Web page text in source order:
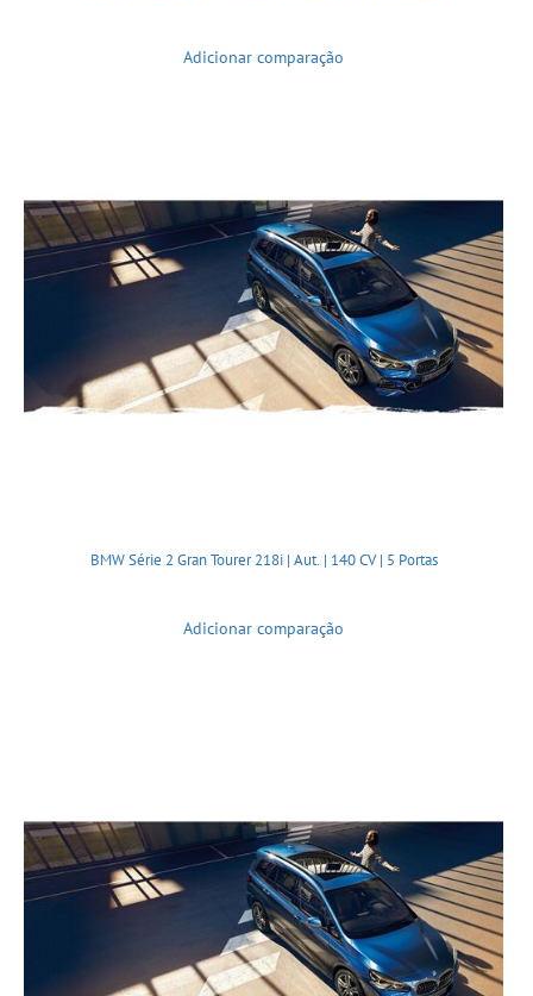
Adicionar comparação
BMW Série 2 Gran Tourer 218i | Aut. | 140 CV | 5 Portas
Adicionar comparação